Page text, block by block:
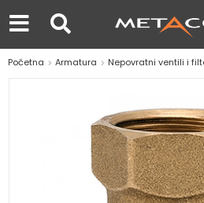
Početna Armatura Nepovratni ventili i